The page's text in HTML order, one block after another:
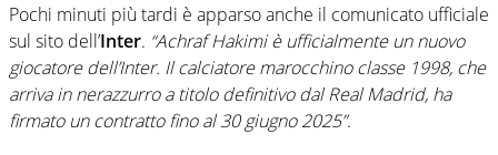
Pochi minuti più tardi è apparso anche il comunicato ufficiale
sul sito dell’Inter. “Achraf Hakimi è ufficialmente un nuovo
giocatore dell’Inter. Il calciatore marocchino classe 1998, che
arriva in nerazzurro a titolo definitivo dal Real Madrid, ha
firmato un contratto fino al 30 giugno 2025”.